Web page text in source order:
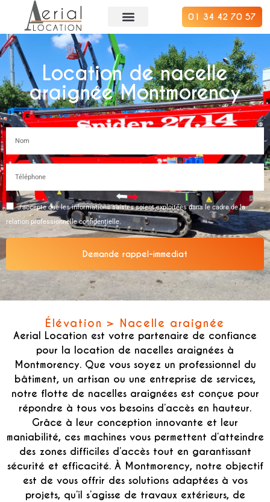
01 34 42 70 57
Location de nacelle
araignée Montmorency
J'accepte que les informations saisies soient exploitées dans le cadre de la
relation professionnelle confidentielle.
Demande rappel-immediat
Alternative:
Élévation > Nacelle araignée
Aerial Location est votre partenaire de confiance
pour la location de nacelles araignées à
Montmorency. Que vous soyez un professionnel du
bâtiment, un artisan ou une entreprise de services,
notre flotte de nacelles araignées est conçue pour
répondre à tous vos besoins d’accès en hauteur.
Grâce à leur conception innovante et leur
maniabilité, ces machines vous permettent d’atteindre
des zones difficiles d’accès tout en garantissant
sécurité et efficacité. À Montmorency, notre objectif
est de vous offrir des solutions adaptées à vos
projets, qu’il s’agisse de travaux extérieurs, de